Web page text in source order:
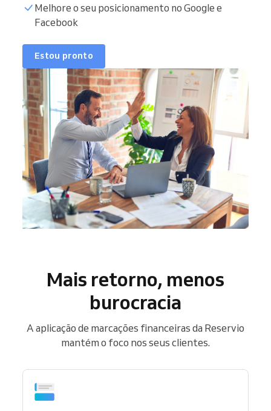
Melhore o seu posicionamento no Google e
Facebook
Estou pronto
Mais retorno, menos
burocracia
A aplicação de marcações financeiras da Reservio
mantém o foco nos seus clientes.